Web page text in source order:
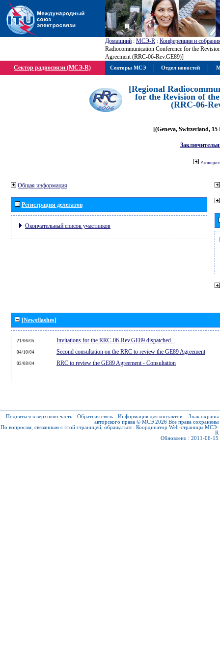
Домашний : МСЭ-R : Конференции и
Radiocommunication Conference for the
Agreement (RRC-06-Rev.GE89)]
Сектор радиосвязи (МСЭ-R)
[Regional
for the Revision of
(RRC-06-
[(Geneva, Switzerland, 15
Общая информация
Регистрация делегатов
Окончательный список участников
[Newsflashes]
21/06/05 Invitations for the RRC-06-Rev.GE89 dispatched...
04/10/04 Second consultation on the RRC to review the GE89 Agreement
02/08/04 RRC to review the GE89 Agreement - Consultation
Подняться в верхнюю часть - Обратная связь - Информация для контактов - Знак охраны
авторского права © МСЭ 2026 Все права сохранены
По вопросам, связанным с этой страницей, обращаться : Координатор Web-страницы МСЭ-
R
Обновлено : 2011-06-15
Секторы МСЭ Отдел новостей